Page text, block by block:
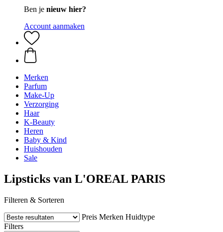
Ben je nieuw hier?
Account aanmaken
Merken
Parfum
Make-Up
Verzorging
Haar
K-Beauty
Heren
Baby & Kind
Huishouden
Sale
Lipsticks van L'OREAL PARIS
Filteren & Sorteren
Preis Merken Huidtype
Filters